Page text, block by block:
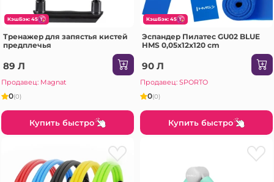
КэшБэк: 45
Тренажер для запястья кистей
предплечья
89 Л
Продавец: Magnat
0(0)
Купить быстро
КэшБэк: 45
Эспандер Пилатес GU02 BLUE
HMS 0,05x12x120 cm
90 Л
Продавец: SPORTO
0(0)
Купить быстро